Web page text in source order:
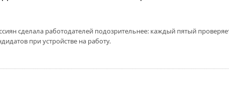
сделала работодателей подозрительнее: каждый пятый
при устройстве на работу.